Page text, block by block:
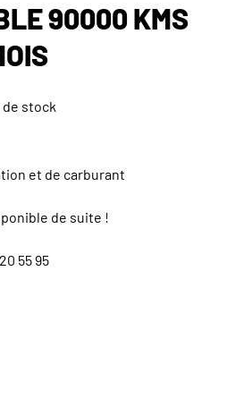
90000 KMS
stock
et de carburant
de suite !
55 95